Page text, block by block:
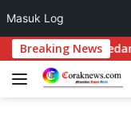
Masuk Log
Langsung
ke
konten
Breaking News
Medan